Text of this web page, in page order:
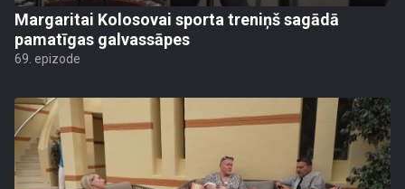
Margaritai Kolosovai sporta treniņš sagādā
pamatīgas galvassāpes
69. epizode